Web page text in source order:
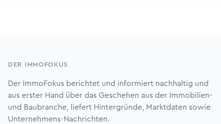
DER IMMOFOKUS
Der ImmoFokus berichtet und informiert nachhaltig und
aus erster Hand über das Geschehen aus der Immobilien-
und Baubranche, liefert Hintergründe, Marktdaten sowie
Unternehmens-Nachrichten.